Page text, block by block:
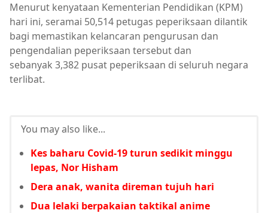
Menurut kenyataan Kementerian Pendidikan (KPM)
hari ini, seramai 50,514 petugas peperiksaan dilantik
bagi memastikan kelancaran pengurusan dan
pengendalian peperiksaan tersebut dan
sebanyak 3,382 pusat peperiksaan di seluruh negara
terlibat.
You may also like...
Kes baharu Covid-19 turun sedikit minggu
lepas, Nor Hisham
Dera anak, wanita direman tujuh hari
Dua lelaki berpakaian taktikal anime